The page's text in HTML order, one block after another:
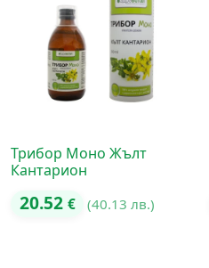
Трибор Моно Жълт
Кантарион
20.52 € (40.13 лв.)